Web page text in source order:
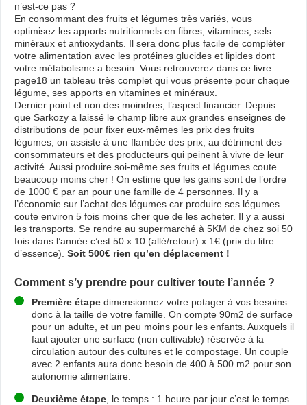
n’est-ce pas ?
En consommant des fruits et légumes très variés, vous
optimisez les apports nutritionnels en fibres, vitamines, sels
minéraux et antioxydants. Il sera donc plus facile de compléter
votre alimentation avec les protéines glucides et lipides dont
votre métabolisme a besoin. Vous retrouverez dans ce livre
page18 un tableau très complet qui vous présente pour chaque
légume, ses apports en vitamines et minéraux.
Dernier point et non des moindres, l’aspect financier. Depuis
que Sarkozy a laissé le champ libre aux grandes enseignes de
distributions de pour fixer eux-mêmes les prix des fruits
légumes, on assiste à une flambée des prix, au détriment des
consommateurs et des producteurs qui peinent à vivre de leur
activité. Aussi produire soi-même ses fruits et légumes coute
beaucoup moins cher ! On estime que les gains sont de l’ordre
de 1000 € par an pour une famille de 4 personnes. Il y a
l’économie sur l’achat des légumes car produire ses légumes
coute environ 5 fois moins cher que de les acheter. Il y a aussi
les transports. Se rendre au supermarché à 5KM de chez soi 50
fois dans l’année c’est 50 x 10 (allé/retour) x 1€ (prix du litre
d’essence). Soit 500€ rien qu’en déplacement !
Comment s’y prendre pour cultiver toute l’année ?
Première étape dimensionnez votre potager à vos besoins
donc à la taille de votre famille. On compte 90m2 de surface
pour un adulte, et un peu moins pour les enfants. Auxquels il
faut ajouter une surface (non cultivable) réservée à la
circulation autour des cultures et le compostage. Un couple
avec 2 enfants aura donc besoin de 400 à 500 m2 pour son
autonomie alimentaire.
Deuxième étape , le temps : 1 heure par jour c’est le temps